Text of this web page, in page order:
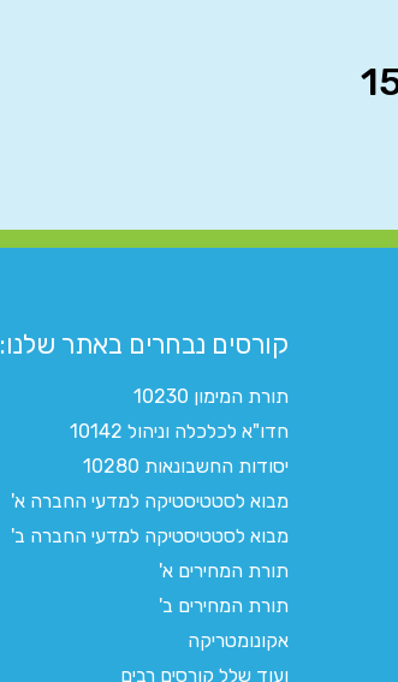
קורסים נבחרים באתר שלנו:​
תורת המימון 10230
חדו"א לכלכלה וניהול 10142
יסודות החשבונאות 10280
מבוא לסטטיסטיקה למדעי החברה א'
מבוא לסטטיסטיקה למדעי החברה ב'
תורת המחירים א'
תורת המחירים ב'
אקונומטריקה
ועוד שלל קורסים רבים